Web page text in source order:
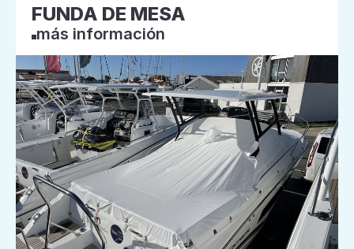
FUNDA DE MESA
más información